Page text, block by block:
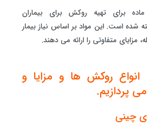
در مجموع 5 ماده برای تهیه روکش برای بیماران
شده است. این مواد بر اساس نیاز بیمار
مزایای متفاوتی را ارائه می دهند.
انواع روکش ها و مزایا و
پردازیم.